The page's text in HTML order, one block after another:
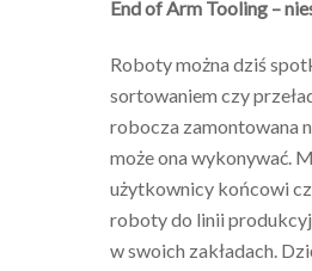
End of Arm Tooling –
Roboty można dziś
sortowaniem czy
robocza zamontowana
może ona wykonywać.
użytkownicy końcowi
roboty do linii
w swoich zakładach.